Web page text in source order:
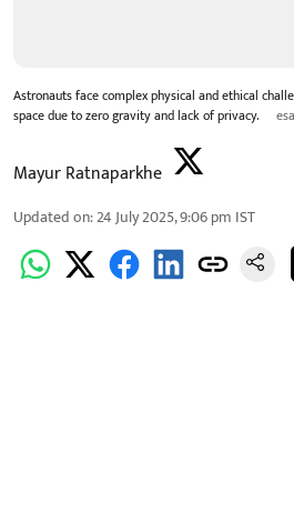
Astronauts face complex physical and ethical
space due to zero gravity and lack of privacy.
Mayur Ratnaparkhe
Updated on:24 July 2025, 9:06 pm IST